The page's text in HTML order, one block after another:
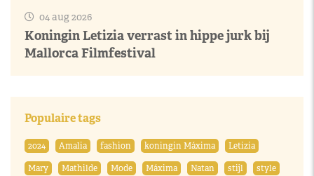
04 aug 2026
Koningin Letizia verrast in hippe jurk bij
Mallorca Filmfestival
Populaire tags
2024 Amalia fashion koningin Máxima
Letizia
Mary
Mathilde Mode Máxima Natan stijl style